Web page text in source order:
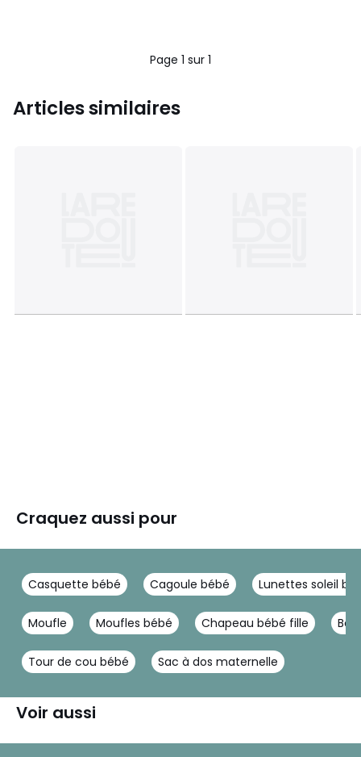
Page 1 sur 1
Articles similaires
Craquez aussi pour
Casquette bébé Cagoule bébé Lunettes soleil
Moufle Moufles bébé Chapeau bébé fille
Tour de cou bébé Sac à dos maternelle
Voir aussi